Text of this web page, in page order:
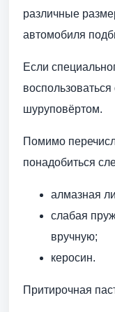
различные
автомобиля
Если
шуруповёртом.
Помимо
понадобиться
алмазная
слабая
вручную;
керосин.
Притирочная